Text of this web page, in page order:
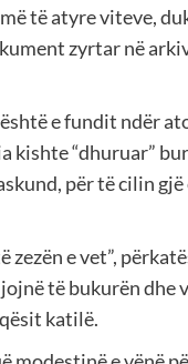
të atyre viteve,
zyrtar në
e fundit ndër
“dhuruar”
për të cilin
zezën e vet”,
të bukurën dhe
katilë.